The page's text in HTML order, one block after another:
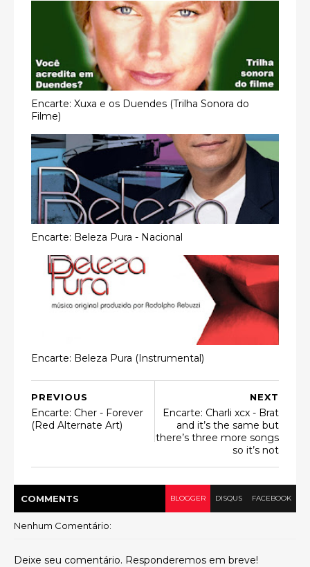
Encarte: Xuxa e os Duendes (Trilha Sonora do
Filme)
Encarte: Beleza Pura - Nacional
Encarte: Beleza Pura (Instrumental)
NEXT
Encarte: Charli xcx - Brat
and it’s the same but
there’s three more songs
so it’s not
PREVIOUS
Encarte: Cher - Forever
(Red Alternate Art)
COMMENTS BLOGGER DISQUS FACEBOOK
Nenhum Comentário:
Deixe seu comentário. Responderemos em breve!